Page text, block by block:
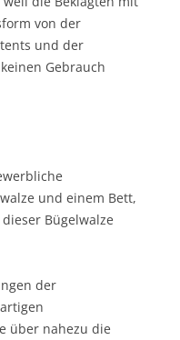
von der
und der
Gebrauch
und einem Bett,
Bügelwalze
der
über nahezu die